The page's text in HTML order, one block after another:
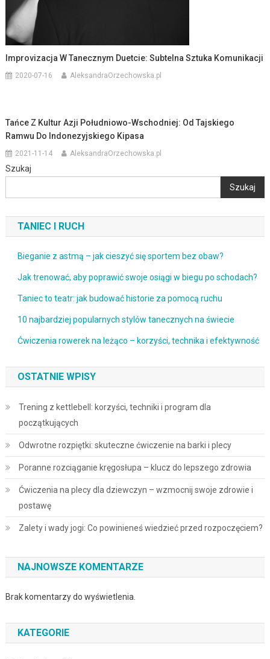
Improvizacja W Tanecznym Duetcie: Subtelna Sztuka Komunikacji
2020-07-16 AleksandraOrzechowska.pl
Tańce Z Kultur Azji Południowo-Wschodniej: Od Tajskiego
Ramwu Do Indonezyjskiego Kipasa
2021-11-14 AleksandraOrzechowska.pl
Szukaj
Szukaj
TANIEC I RUCH
Bieganie z astmą – jak cieszyć się sportem bez obaw?
Jak trenować, aby poprawić swoje osiągi w biegu po schodach?
Taniec to teatr: jak budować historie za pomocą ruchu
10 najbardziej popularnych stylów tanecznych na świecie
Ćwiczenia rowerek na leżąco – korzyści, technika i efektywność
OSTATNIE WPISY
Trening z kettlebell: korzyści, techniki i program dla
początkujących
Odwrotne rozpiętki: skuteczne ćwiczenie na barki i plecy
Poranne rozciąganie kręgosłupa – klucz do lepszego zdrowia
Ćwiczenia na plecy dla dziewczyn – wzmocnij swoje zdrowie i
postawę
Zalety i wady jogi: Co powinieneś wiedzieć przed rozpoczęciem?
NAJNOWSZE KOMENTARZE
Brak komentarzy do wyświetlenia.
KATEGORIE